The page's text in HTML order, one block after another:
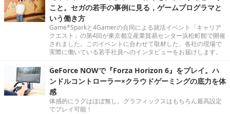
こと。セガの若手の事例に見る，ゲームプログラマと
いう働き方
Game*Sparkと4Gamerの合同による就活イベント「キャリア
クエスト」の第4回が東京都立産業貿易センター浜松町館で開催
されました。このイベントに合わせて取材した、各社の現場で
実際に働いている若手社員へのインタビューをお届けします。
GeForce NOWで『Forza Horizon 6』をプレイ。ハ
ンドルコントローラー×クラウドゲーミングの底力を体
感
体感的にラグはほぼ無し。グラフィックスはもちろん最高設定
でプレイ可能！